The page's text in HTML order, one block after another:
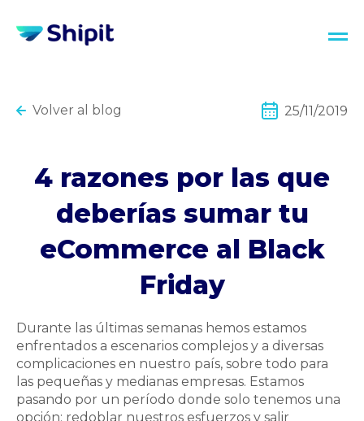
Volver al blog 25/11/2019
4 razones por las que
deberías sumar tu
eCommerce al Black
Friday
Durante las últimas semanas hemos estamos
enfrentados a escenarios complejos y a diversas
complicaciones en nuestro país, sobre todo para
las pequeñas y medianas empresas. Estamos
pasando por un período donde solo tenemos una
opción: redoblar nuestros esfuerzos y salir